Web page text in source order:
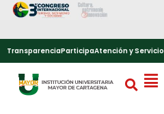
TransparenciaParticipaAtención y